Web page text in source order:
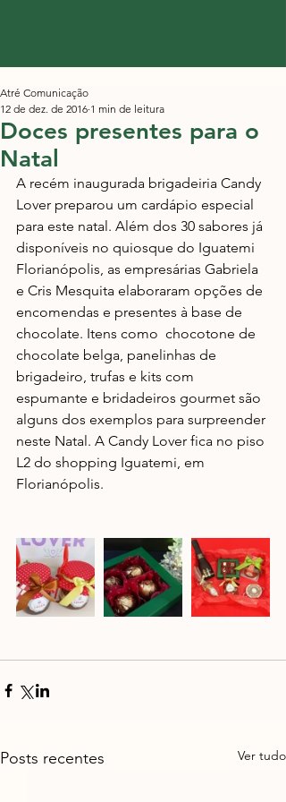
Doces presentes para o
Natal
Atré Comunicação
12 de dez. de 2016 1 min de leitura
A recém inaugurada brigadeiria Candy
Lover preparou um cardápio especial
para este natal. Além dos 30 sabores já
disponíveis no quiosque do Iguatemi
Florianópolis, as empresárias Gabriela
e Cris Mesquita elaboraram opções de
encomendas e presentes à base de
chocolate. Itens como  chocotone de
chocolate belga, panelinhas de
brigadeiro, trufas e kits com
espumante e bridadeiros gourmet são
alguns dos exemplos para surpreender
neste Natal. A Candy Lover fica no piso
L2 do shopping Iguatemi, em
Florianópolis.
Posts recentes Ver tudo